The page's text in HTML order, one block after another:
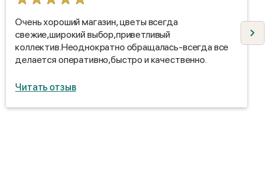
Очень хороший магазин, цветы всегда
свежие,широкий выбор,приветливый
коллектив.Неоднократно обращалась-всегда все
делается оперативно,быстро и качественно.
Читать отзыв